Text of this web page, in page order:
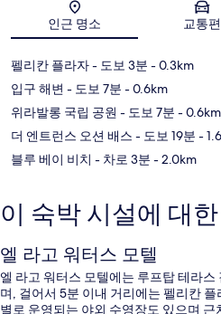
지도
인근 명소 교통편
펠리칸 플라자- 도보 3분 - 0.3km
입구 해변 - 도보 7분 - 0.6km
위라발롱 국립 공원 - 도보 7분 - 0.6km
더 엔트런스 오션 배스 - 도보 19분 -
블루 베이 비치 - 차로 3분 - 2.0km
이 숙박 시설에 대
엘 라고 워터스 모텔
엘 라고 워터스 모텔에는 루프탑 테라
며, 걸어서 5분 이내 거리에는 펠리칸
별로 운영되는 야외 수영장도 있으며